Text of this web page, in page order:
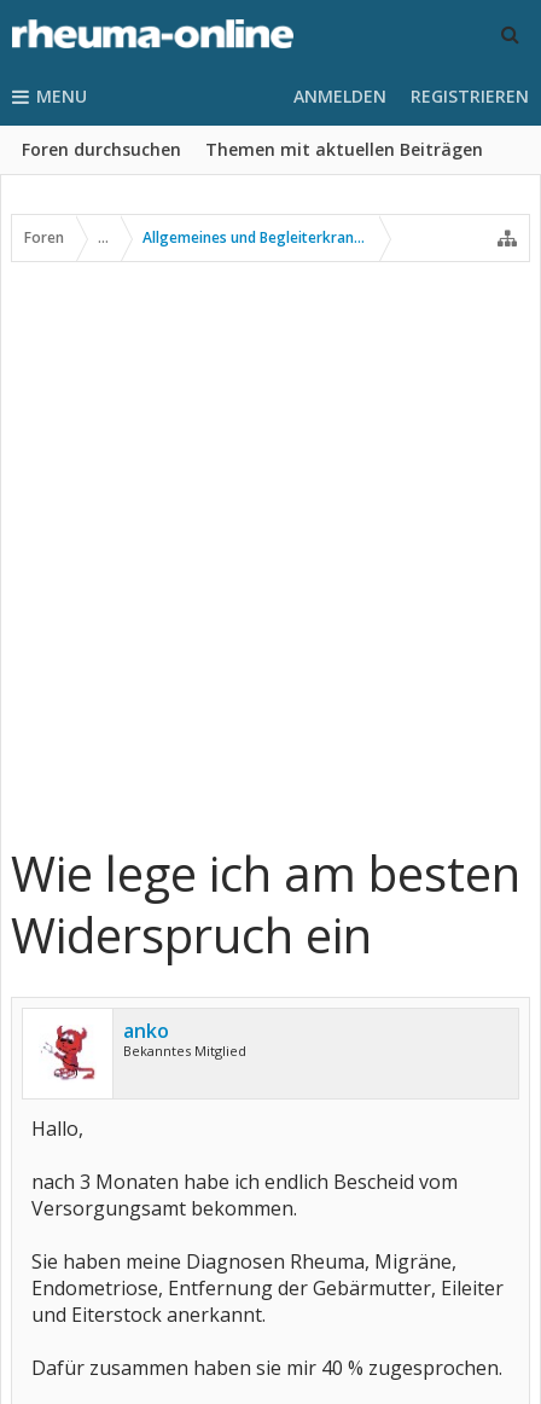
MENU
Foren durchsuchen Themen mit aktuellen Beiträgen
ANMELDEN REGISTRIEREN
Foren ... Allgemeines und Begleiterkrankungen
Wie lege ich am besten
Widerspruch ein
anko
Bekanntes Mitglied
Hallo,
nach 3 Monaten habe ich endlich Bescheid vom
Versorgungsamt bekommen.
Sie haben meine Diagnosen Rheuma, Migräne,
Endometriose, Entfernung der Gebärmutter, Eileiter
und Eiterstock anerkannt.
Dafür zusammen haben sie mir 40 % zugesprochen.